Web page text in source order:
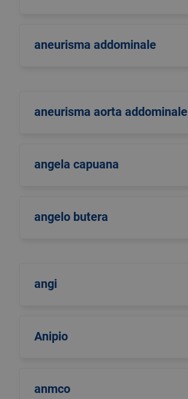
aneurisma addominale
aneurisma aorta addominale
angela capuana
angelo butera
angi
Anipio
anmco